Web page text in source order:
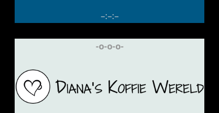
–:–:–
-o-o-o-